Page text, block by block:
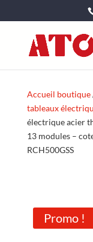
Accueil boutique
tableaux
électrique acier
13 modules –
RCH500GSS
Promo !